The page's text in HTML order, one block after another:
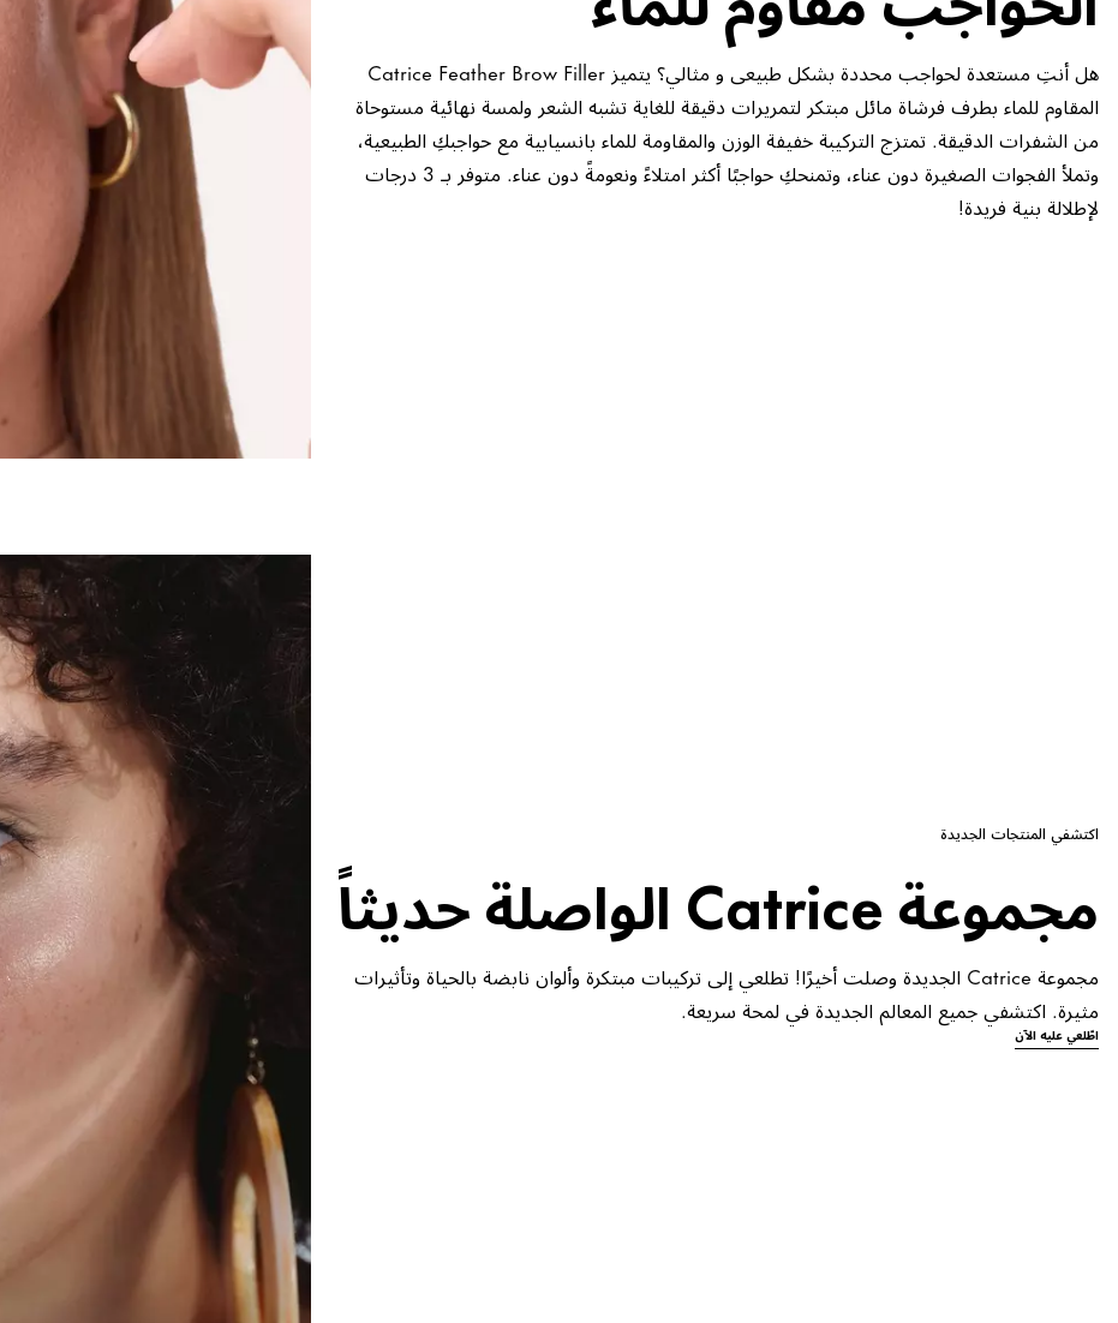
هل أنتِ مستعدة لحواجب محددة بشكل طبيعى و مثالي؟ يتميز Catrice Feather Brow Filler
المقاوم للماء بطرف فرشاة مائل مبتكر لتمريرات دقيقة للغاية تشبه الشعر ولمسة نهائية مستوحاة
من الشفرات الدقيقة. تمتزج التركيبة خفيفة الوزن والمقاومة للماء بانسيابية مع حواجبكِ الطبيعية،
وتملأ الفجوات الصغيرة دون عناء، وتمنحكِ حواجبًا أكثر امتلاءً ونعومةً دون عناء. متوفر بـ 3 درجات
لإطلالة بنية فريدة!
اكتشفي المنتجات الجديدة
مجموعة Catrice الواصلة حديثاً
مجموعة Catrice الجديدة وصلت أخيرًا! تطلعي إلى تركيبات مبتكرة وألوان نابضة بالحياة وتأثيرات
مثيرة. اكتشفي جميع المعالم الجديدة في لمحة سريعة.
اطّلعي عليه الآن